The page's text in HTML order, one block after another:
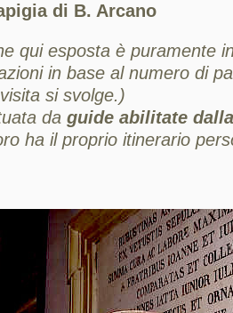
di B. Arcano
qui esposta è puramente
in base al numero di
si svolge.)
da guide abilitate
ha il proprio itinerario